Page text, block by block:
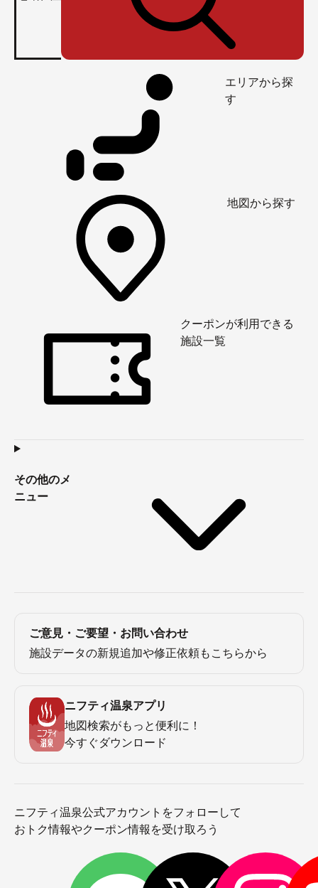
エリアから探
す
地図から探す
クーポンが利用できる
施設一覧
その他のメ
ニュー
ご意見・ご要望・お問い合わせ
施設データの新規追加や修正依頼もこちらから
ニフティ温泉アプリ
地図検索がもっと便利に！
今すぐダウンロード
ニフティ温泉公式アカウントをフォローして
おトク情報やクーポン情報を受け取ろう